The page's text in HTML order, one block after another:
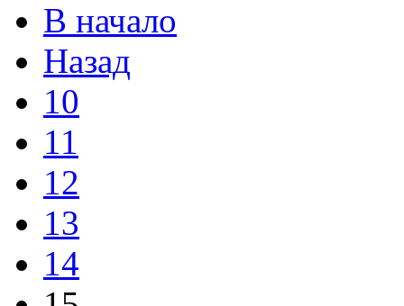
В начало
Назад
10
11
12
13
14